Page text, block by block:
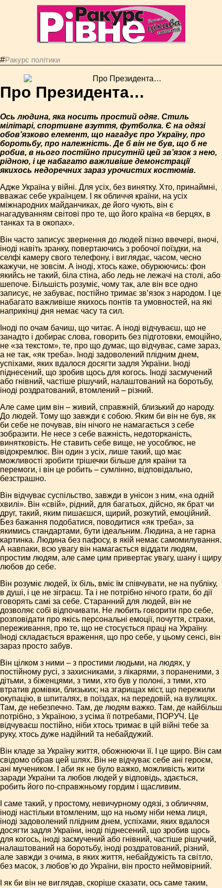
#Ракурс політики
Про Президента…
Ось людина, яка носить простий одяг. Стиль
мілітарі, спортивне взуття, футболка. Є на одязі
обов’язково елемент, що нагадує про Україну, про
боротьбу, про належність. Де б він не був, що б не
робив, в нього постійно присутній цей зв’язок з нею,
рідною, і це набагато важливіше демонстрації
якихось недоречних зараз урочистих костюмів.
Адже Україна у війні. Для усіх, без винятку. Хто, принаймні,
вважає себе українцем. І як обличчя країни, на усіх
міжнародних майданчиках, де його чують, він є
нагадуванням світові про те, що його країна «в берцях, в
танках та в окопах».
Він часто записує звернення до людей пізно ввечері, вночі,
іноді навіть зранку, повертаючись з робочої поїздки, на
селфі камеру свого телефону, і виглядає, часом, чесно
кажучи, не зовсім. А іноді, хтось каже, обурюючись: фон
якийсь не такий, біла стіна, або ледь не лежачі на столі, або
шепоче. Більшість розуміє, чому так, але він все одно
записує, не забуває, постійно тримає зв’язок з народом. І це
набагато важливіше якихось понтів та умовностей, на які
наприкінці дня немає часу та сил.
Іноді по очам бачиш, що читає. А іноді відчуваєш, що не
занадто і добирає слова, говорить без підготовки, емоційно,
не «за текстом», те, про що думає, що відчуває, саме зараз,
а не так, «як треба». Іноді задоволений плідним днем,
успіхами, яких вдалося досягти задля України. Іноді
піднесений, що зробив щось для когось. Іноді засмучений
або гнівний, частіше рішучий, налаштований на боротьбу,
іноді роздратований, втомлений – різний.
Але саме цим він – живий, справжній, близький до народу.
До людей. Тому що завжди є собою. Яким би він не був, як
би себе не почував, він нічого не намагається з себе
зобразити. Не несе з себе важність, недоторканість,
винятковість. Не ставить себе вище, не уособлює, не
відокремлює. Він один з усіх, лише такий, що має
можливості зробити трішечки більше для країни та
перемоги, і він це робить – сумлінно, відповідально,
безстрашно.
Він відчуває суспільство, завжди в унісон з ним, «на одній
хвилі». Він «свій», рідний, для багатьох, дійсно, як брат чи
друг, такий, яким пишаєшся, щирий, розкутий, емоційний.
Без бажання подобатися, поводитися «як треба», за
якимись стандартами, бути ідеальним. Людина, а не гарна
картинка. Людина без пафосу, в якій немає самомилування.
А навпаки, всю увагу він намагається віддати людям,
простим людям, але саме цим привертає увагу, шану і щиру
любов до себе.
Він розуміє людей, їх біль, вміє їм співчувати, не на публіку,
в душі, і це не зіграєш. Та і не потрібно нічого грати, бо дії
говорять самі за себе. Старанний для людей, він не
дозволяє собі відпочивати. Не любить говорити про себе,
розповідати про якісь персональні емоції, почуття, страхи,
переживання, про те, що не стосується праці на Україну.
Іноді складається враження, що про себе, у цьому сенсі, він
зараз просто забув.
Він цілком з ними – з простими людьми, на людях, у
постійному русі, з захисниками, з лікарями, з пораненими, з
дітьми, з біженцями, з тими, хто був у полоні, з тими, хто
втратив домівки, близьких; на згарищах міст, що пережили
окупацію, в шпиталях, в поїздах, на передовій, на вулицях.
Там, де небезпечно. Там, де людям важко. Там, де найбільш
потрібно, з Україною, з усіма її потребами, ПОРУЧ. Це
відчуваєш постійно, ніби хтось тримає в цій війні тебе за
руку, хтось дуже надійний та небайдужий.
Він кладе за Україну життя, обожнюючи її. І це щиро. Він сам
свідомо обрав цей шлях. Він не відчуває себе ані героєм,
ані мучеником. І аби як не було важко, можливість жити
заради України та любов людей у відповідь, здається,
робить його по-справжньому гордим і щасливим.
І саме такий, у простому, невичурному одязі, з обличчям,
іноді настільки втомленим, що на ньому ніби нема лиця,
іноді задоволений плідним днем, успіхами, яких вдалося
досягти задля України, іноді піднесений, що зробив щось
для когось, іноді засмучений або гнівний, частіше рішучий,
налаштований на боротьбу, іноді роздратований, різний,
але завжди з очима, в яких життя, небайдужість та світло,
без масок, з любов’ю до України, він просто неймовірний.
І як би він не виглядав, скоріше сказати, ось саме таким,